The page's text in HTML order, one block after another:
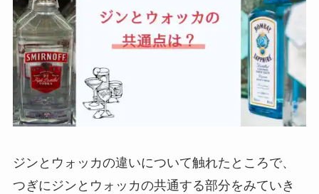
ジンとウォッカの違いについて触れたところで、
つぎにジンとウォッカの共通する部分をみていき